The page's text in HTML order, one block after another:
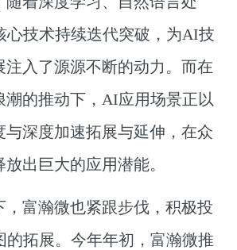
心技术持续迭代突破，为AI技
注入了源源不断的动力。而在
潮的推动下，AI应用场景正以
与深度加速拓展与延伸，在众
出巨大的应用潜能。
富瀚微也紧跟步伐，积极投
的拓展。今年年初，富瀚微推